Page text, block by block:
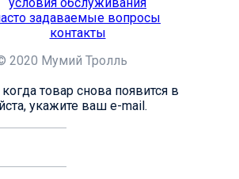
задаваемые вопросы
контакты
2020 Мумий Тролль
товар снова появится в
укажите ваш e-mail.